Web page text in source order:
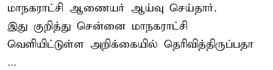
மாநகராட்சி ஆணையர் ஆய்வு செய்தார்.
இது குறித்து சென்னை மாநகராட்சி
வெளியிட்டுள்ள அறிக்கையில் தெரிவித்திருப்பதா
...